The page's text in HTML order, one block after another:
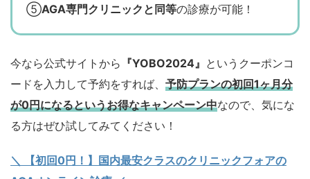
⑤AGA専門クリニックと同等の診療が可能！
今なら公式サイトから 『YOBO2024』 というクーポンコ
ードを入力して予約をすれば、 予防プランの初回1ヶ月分
が0円になるというお得なキャンペーン中なので、気にな
る方はぜひ試してみてください！
＼ 【初回0円！】国内最安クラスのクリニックフォアの